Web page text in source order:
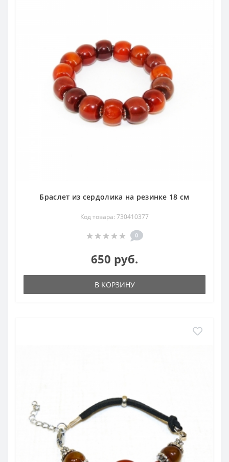
Браслет из сердолика на резинке 18 см
Код товара: 730410377
0
650 руб.
В КОРЗИНУ